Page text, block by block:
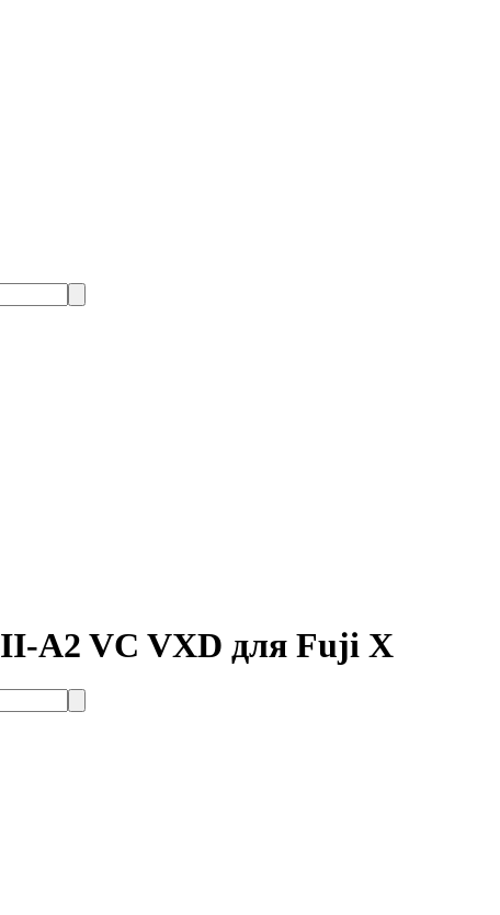
A2 VC VXD для Fuji X